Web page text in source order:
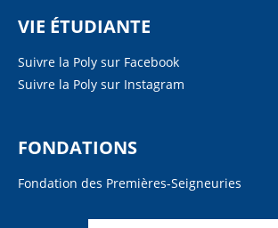
VIE ÉTUDIANTE
Suivre la Poly sur Facebook
Suivre la Poly sur Instagram
FONDATIONS
Fondation des Premières-Seigneuries